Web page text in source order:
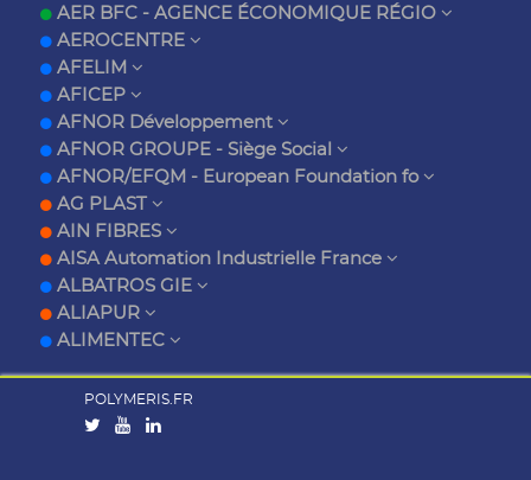
AER BFC - AGENCE ÉCONOMIQUE RÉGIO
AEROCENTRE
AFELIM
AFICEP
AFNOR Développement
AFNOR GROUPE - Siège Social
AFNOR/EFQM - European Foundation fo
AG PLAST
AIN FIBRES
AISA Automation Industrielle France
ALBATROS GIE
ALIAPUR
ALIMENTEC
POLYMERIS.FR